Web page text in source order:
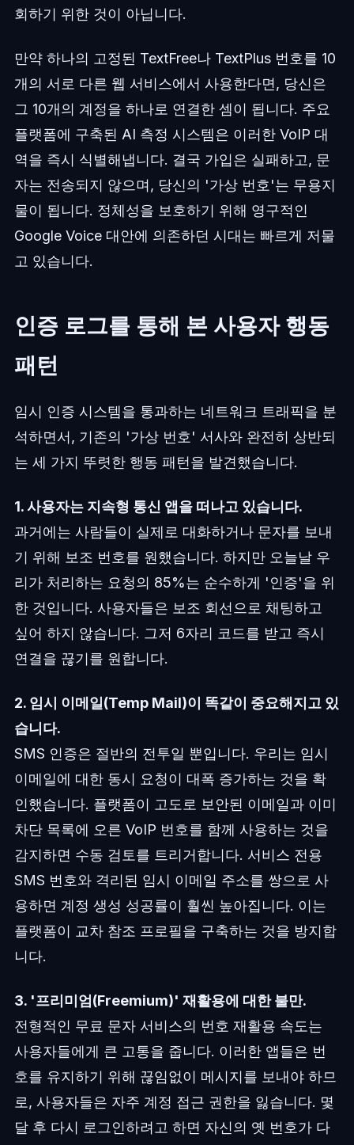
회하기 위한 것이 아닙니다.
만약 하나의 고정된 TextFree나 TextPlus 번호를 10
개의 서로 다른 웹 서비스에서 사용한다면, 당신은
그 10개의 계정을 하나로 연결한 셈이 됩니다. 주요
플랫폼에 구축된 AI 측정 시스템은 이러한 VoIP 대
역을 즉시 식별해냅니다. 결국 가입은 실패하고, 문
자는 전송되지 않으며, 당신의 '가상 번호'는 무용지
물이 됩니다. 정체성을 보호하기 위해 영구적인
Google Voice 대안에 의존하던 시대는 빠르게 저물
고 있습니다.
인증 로그를 통해 본 사용자 행동
패턴
임시 인증 시스템을 통과하는 네트워크 트래픽을 분
석하면서, 기존의 '가상 번호' 서사와 완전히 상반되
는 세 가지 뚜렷한 행동 패턴을 발견했습니다.
1. 사용자는 지속형 통신 앱을 떠나고 있습니다.
과거에는 사람들이 실제로 대화하거나 문자를 보내
기 위해 보조 번호를 원했습니다. 하지만 오늘날 우
리가 처리하는 요청의 85%는 순수하게 '인증'을 위
한 것입니다. 사용자들은 보조 회선으로 채팅하고
싶어 하지 않습니다. 그저 6자리 코드를 받고 즉시
연결을 끊기를 원합니다.
2. 임시 이메일(Temp Mail)이 똑같이 중요해지고 있
습니다.
SMS 인증은 절반의 전투일 뿐입니다. 우리는 임시
이메일에 대한 동시 요청이 대폭 증가하는 것을 확
인했습니다. 플랫폼이 고도로 보안된 이메일과 이미
차단 목록에 오른 VoIP 번호를 함께 사용하는 것을
감지하면 수동 검토를 트리거합니다. 서비스 전용
SMS 번호와 격리된 임시 이메일 주소를 쌍으로 사
용하면 계정 생성 성공률이 훨씬 높아집니다. 이는
플랫폼이 교차 참조 프로필을 구축하는 것을 방지합
니다.
3. '프리미엄(Freemium)' 재활용에 대한 불만.
전형적인 무료 문자 서비스의 번호 재활용 속도는
사용자들에게 큰 고통을 줍니다. 이러한 앱들은 번
호를 유지하기 위해 끊임없이 메시지를 보내야 하므
로, 사용자들은 자주 계정 접근 권한을 잃습니다. 몇
달 후 다시 로그인하려고 하면 자신의 옛 번호가 다